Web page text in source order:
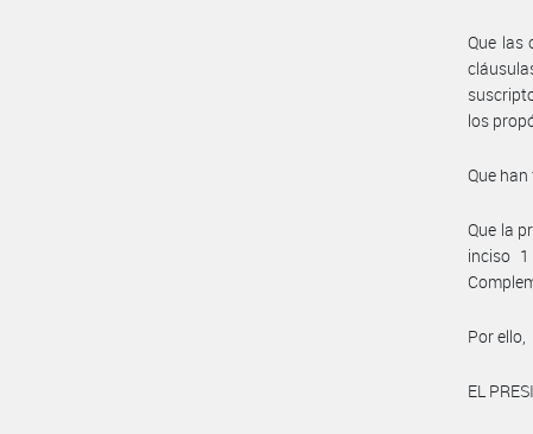
Que las
los
Que
Que la
inciso
Por ello,
EL